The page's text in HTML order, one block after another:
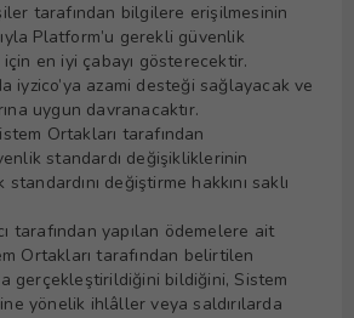
tarafından bilgilere erişilmesinin
Platform’u gerekli güvenlik
en iyi çabayı gösterecektir.
iyzico’ya azami desteği sağlayacak ve
uygun davranacaktır.
Ortakları tarafından
standardı değişikliklerinin
değiştirme hakkını saklı
tarafından yapılan ödemelere ait
Ortakları tarafından belirtilen
gerçekleştirildiğini bildiğini, Sistem
yönelik ihlâller veya saldırılarda